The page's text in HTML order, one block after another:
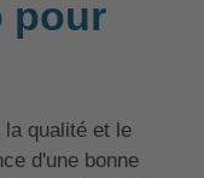
pour
qualité et le
d'une bonne